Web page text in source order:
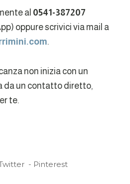
al 0541-387207
oppure scrivici via mail a
.
non inizia con un
da un contatto diretto,
te.
Pinterest